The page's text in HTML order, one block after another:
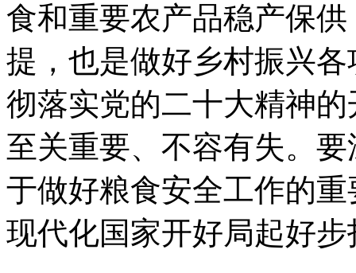
食和重要农产品稳产保
提，也是做好乡村振兴
彻落实党的二十大精神
至关重要、不容有失。
于做好粮食安全工作的
现代化国家开好局起好